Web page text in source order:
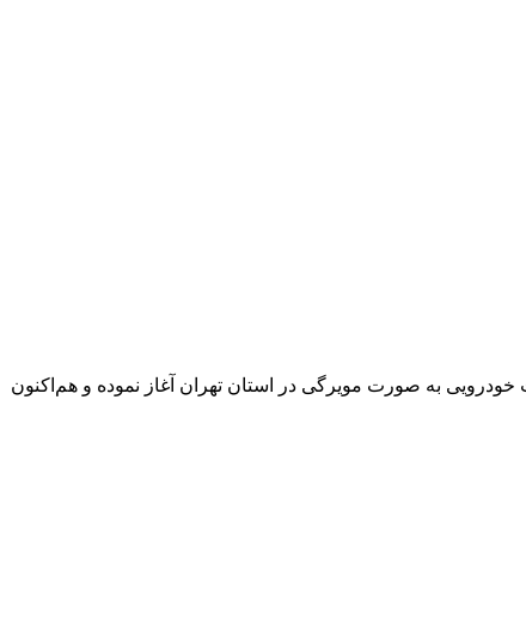
ومراقبت خودرویی به صورت مویرگی در استان تهران آغاز نموده و هم‌اکنون